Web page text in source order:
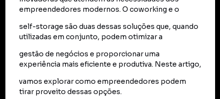
empreendedores modernos. O coworking e o
self-storage são duas dessas soluções que, quando
utilizadas em conjunto, podem otimizar a
gestão de negócios e proporcionar uma
experiência mais eficiente e produtiva. Neste artigo,
vamos explorar como empreendedores podem
tirar proveito dessas opções.